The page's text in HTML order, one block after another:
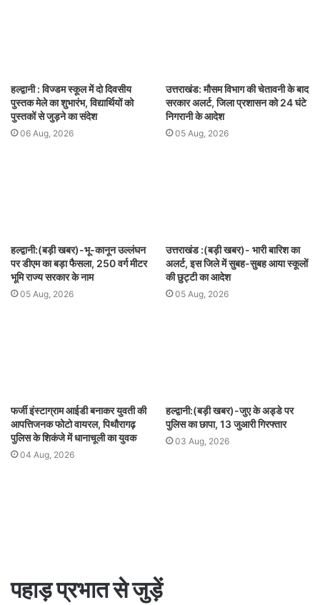
हल्द्वानी : विज्डम स्कूल में दो दिवसीय
पुस्तक मेले का शुभारंभ, विद्यार्थियों को
पुस्तकों से जुड़ने का संदेश
06 Aug, 2026
उत्तराखंड: मौसम विभाग की चेतावनी के बाद
सरकार अलर्ट, जिला प्रशासन को 24 घंटे
निगरानी के आदेश
05 Aug, 2026
हल्द्वानी:(बड़ी खबर)-भू-कानून उल्लंघन
पर डीएम का बड़ा फैसला, 250 वर्ग मीटर
भूमि राज्य सरकार के नाम
05 Aug, 2026
उत्तराखंड :(बड़ी खबर)- भारी बारिश का
अलर्ट, इस जिले में सुबह-सुबह आया स्कूलों
की छुट्टी का आदेश
05 Aug, 2026
फर्जी इंस्टाग्राम आईडी बनाकर युवती की
आपत्तिजनक फोटो वायरल, पिथौरागढ़
पुलिस के शिकंजे में धानाचूली का युवक
04 Aug, 2026
हल्द्वानी:(बड़ी खबर)-जुए के अड्डे पर
पुलिस का छापा, 13 जुआरी गिरफ्तार
03 Aug, 2026
पहाड़ प्रभात से जुड़ें